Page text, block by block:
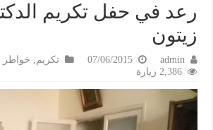
رعد في حفل تكريم
زيتون
admin
07/06/2015 تكريم, خواطر
2,386 زيارة